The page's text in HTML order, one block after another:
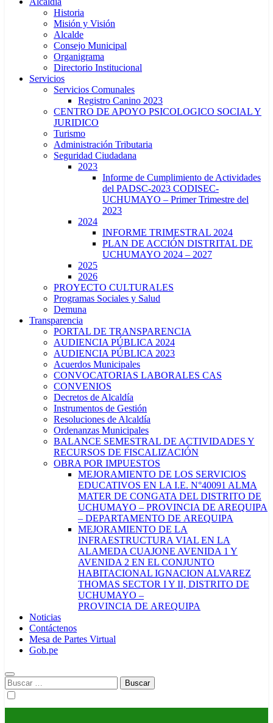
Historia
Misión y Visión
Alcalde
Consejo Municipal
Organigrama
Directorio Institucional
Servicios
Servicios Comunales
Registro Canino 2023
CENTRO DE APOYO PSICOLOGICO SOCIAL Y
JURIDICO
Turismo
Administración Tributaria
Seguridad Ciudadana
2023
Informe de Cumplimiento de Actividades
del PADSC-2023 CODISEC-
UCHUMAYO – Primer Trimestre del
2023
2024
INFORME TRIMESTRAL 2024
PLAN DE ACCIÓN DISTRITAL DE
UCHUMAYO 2024 – 2027
2025
2026
PROYECTO CULTURALES
Programas Sociales y Salud
Demuna
Transparencia
PORTAL DE TRANSPARENCIA
AUDIENCIA PÚBLICA 2024
AUDIENCIA PÚBLICA 2023
Acuerdos Municipales
CONVOCATORIAS LABORALES CAS
CONVENIOS
Decretos de Alcaldía
Instrumentos de Gestión
Resoluciones de Alcaldía
Ordenanzas Municipales
BALANCE SEMESTRAL DE ACTIVIDADES Y
RECURSOS DE FISCALIZACIÓN
OBRA POR IMPUESTOS
MEJORAMIENTO DE LOS SERVICIOS
EDUCATIVOS EN LA I.E. N°40091 ALMA
MATER DE CONGATA DEL DISTRITO DE
UCHUMAYO – PROVINCIA DE AREQUIPA
– DEPARTAMENTO DE AREQUIPA
MEJORAMIENTO DE LA
INFRAESTRUCTURA VIAL EN LA
ALAMEDA CUAJONE AVENIDA 1 Y
AVENIDA 2 EN EL CONJUNTO
HABITACIONAL IGNACION ALVAREZ
THOMAS SECTOR I Y II, DISTRITO DE
UCHUMAYO –
PROVINCIA DE AREQUIPA
Noticias
Contáctenos
Mesa de Partes Virtual
Gob.pe
Buscar: